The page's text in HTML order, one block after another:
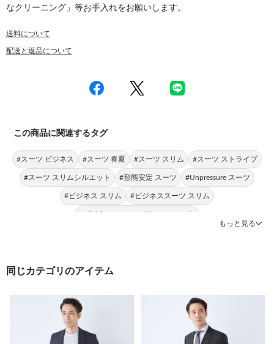
なクリーニング」等お手入れをお願いします。
送料について
配送と返品について
この商品に関連するタグ
#スーツ ビジネス #スーツ 春夏 #スーツ スリム #スーツ ストライプ
#スーツ スリムシルエット #形態安定 スーツ #Unpressure スーツ
#ビジネス スリム #ビジネススーツ スリム
#ビジネススーツ スリムシルエット
もっと見る
同じカテゴリのアイテム